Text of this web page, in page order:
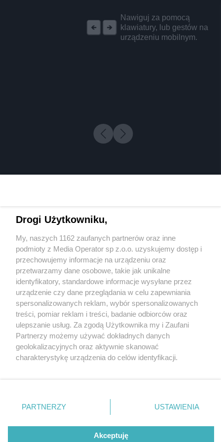
Nawiguj za pomocą
klawiatury, lub gestów na
urządzeniu mobilnym.
1 / 0
Wydawca mediów lokalnych
Nie zapomnij
zapoznać się z:
polityką prywatności
Twojemiasto
Piekary Śląskie
Chorzów
Tarnowskie Góry
Gliwice
Skontakuj sięz nami
Kontakt
Redakcja
Newsletter
Drogi Użytkowniku,
My, naszych 1162 zaufanych partnerów oraz inne
podmioty z Media Operator sp z.o.o. uzyskujemy dostęp i
przechowujemy informacje na urządzeniu oraz
przetwarzamy dane osobowe, takie jak unikalne
identyfikatory, standardowe informacje wysyłane przez
urządzenie czy dane przeglądania w celu zapewniania
spersonalizowanych reklam, wybór spersonalizowanych
treści, pomiar reklam i treści, badanie odbiorców oraz
ulepszanie usług. Za zgodą Użytkownika my i Zaufani
Partnerzy możemy używać dokładnych danych
geolokalizacyjnych oraz aktywnie skanować
charakterystykę urządzenia do celów identyfikacji.
zmienić/wycofać klikając przycisk ustawień prywatności
znajdujący się w lewym dolnym rogu strony
rodzaje przetwarzania danych nie wymagają zgody
użytkownika, ale masz prawo sprzeciwić się takiemu
PARTNERZY USTAWIENIA
Akceptuję